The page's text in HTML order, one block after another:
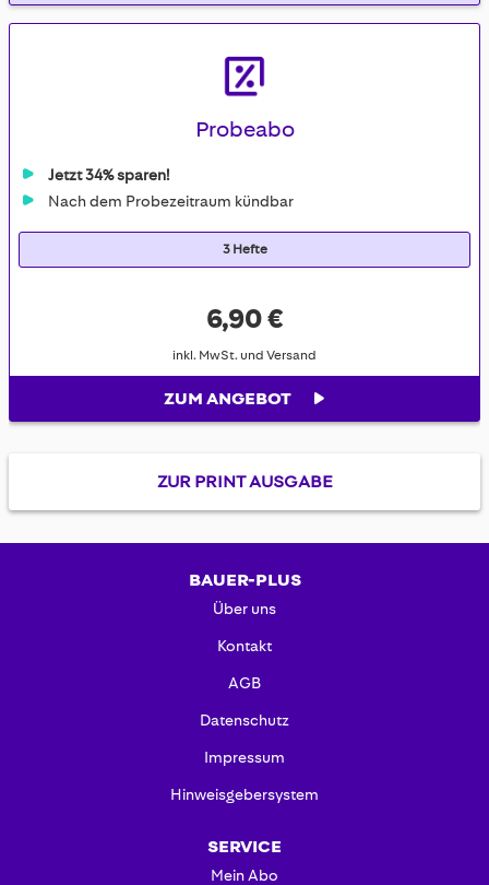
Probeabo
Jetzt 34% sparen!
Nach dem Probezeitraum kündbar
3 Hefte
6,90 €
inkl. MwSt. und Versand
ZUM ANGEBOT
ZUR PRINT AUSGABE
BAUER-PLUS
Über uns
Kontakt
AGB
Datenschutz
Impressum
Hinweisgebersystem
SERVICE
Mein Abo